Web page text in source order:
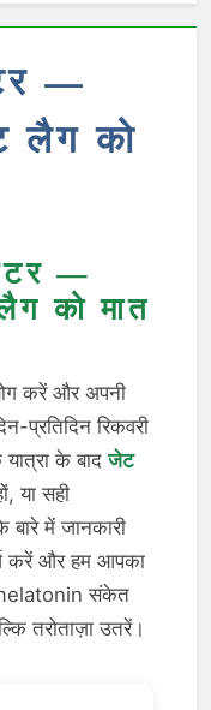
—
लैग को
—
को मात
करें और अपनी
प्रतिदिन रिकवरी
यात्रा के बादजेट
या सही
बारे में जानकारी
करें और हम आपका
melatonin संकेत
तरोताज़ा उतरें।